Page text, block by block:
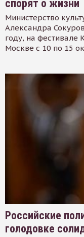
спорят о жизни
Министерство
Александра
году, на фестивале
Москве с 10 по 15
Российские
голодовке